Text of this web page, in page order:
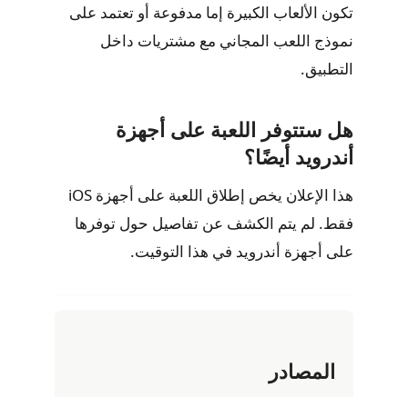
تكون الألعاب الكبيرة إما مدفوعة أو تعتمد على
نموذج اللعب المجاني مع مشتريات داخل
التطبيق.
هل ستتوفر اللعبة على أجهزة
أندرويد أيضًا؟
هذا الإعلان يخص إطلاق اللعبة على أجهزة iOS
فقط. لم يتم الكشف عن تفاصيل حول توفرها
على أجهزة أندرويد في هذا التوقيت.
المصادر